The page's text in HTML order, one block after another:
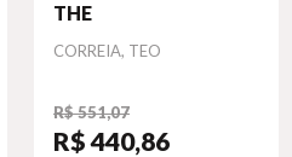
THE
Autor
CORREIA, TEO
R$ 551,07
R$ 440,86